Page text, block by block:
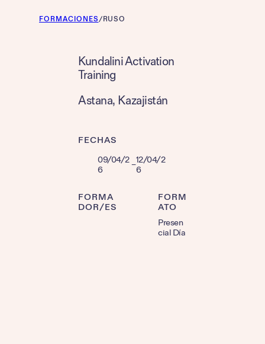
FORMACIONES/RUSO
Kundalini Activation
Training
Astana, Kazajistán
FECHAS
09/04/2
6
–12/04/2
6
FORMA
DOR/ES
FORM
ATO
Presen
cial Día